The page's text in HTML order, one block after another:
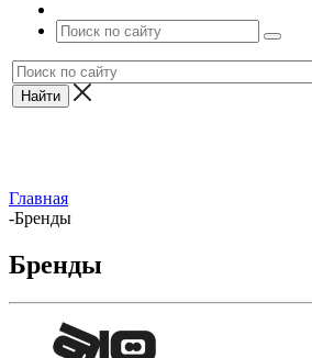
Главная
-Бренды
Бренды